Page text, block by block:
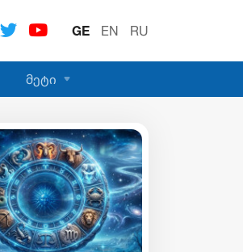
GE EN RU
მეტი